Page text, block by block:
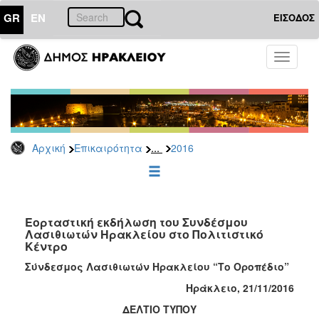
GR EN ΕΙΣΟΔΟΣ
Toggle
Αρχική Επικαιρότητα ... 2016
ΕΠΙΚΑΙΡΟΤΗΤΑ
Τύπου
Αρχείο
2026
2025
2022
2021
2020
Εορταστική εκδήλωση του Συνδέσμου
Λασιθιωτών Ηρακλείου στο Πολιτιστικό
Κέντρο
Σύνδεσμος Λασιθιωτών Ηρακλείου “Το Οροπέδιο”
Ηράκλειο, 21/11/2016
ΔΕΛΤΙΟ ΤΥΠΟΥ